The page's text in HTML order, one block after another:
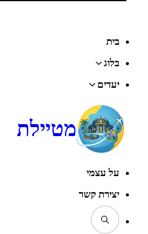
בית
בלוג
יעדים
מטיילת
על עצמי
יצירת קשר